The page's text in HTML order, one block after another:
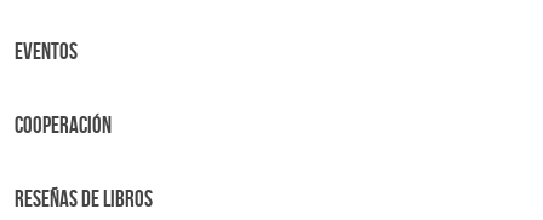
Eventos
Cooperación
Reseñas de libros